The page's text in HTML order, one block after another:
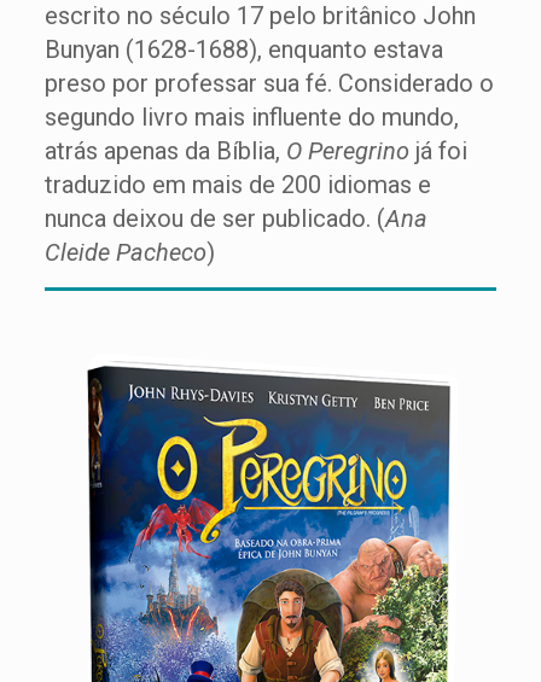
escrito no século 17 pelo britânico John
Bunyan (1628-1688), enquanto estava
preso por professar sua fé. Considerado o
segundo livro mais influente do mundo,
atrás apenas da Bíblia, O Peregrino já foi
traduzido em mais de 200 idiomas e
nunca deixou de ser publicado. (Ana
Cleide Pacheco)